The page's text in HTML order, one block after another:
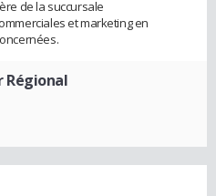
de la succursale
et marketing en